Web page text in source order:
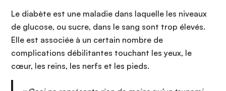
Le diabète est une maladie dans laquelle les niveaux
de glucose, ou sucre, dans le sang sont trop élevés.
Elle est associée à un certain nombre de
complications débilitantes touchant les yeux, le
cœur, les reins, les nerfs et les pieds.